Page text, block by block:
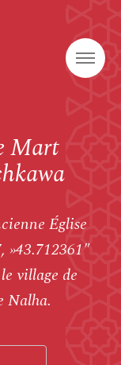
Mart
Église
»43.712361″
village de
Nalha.